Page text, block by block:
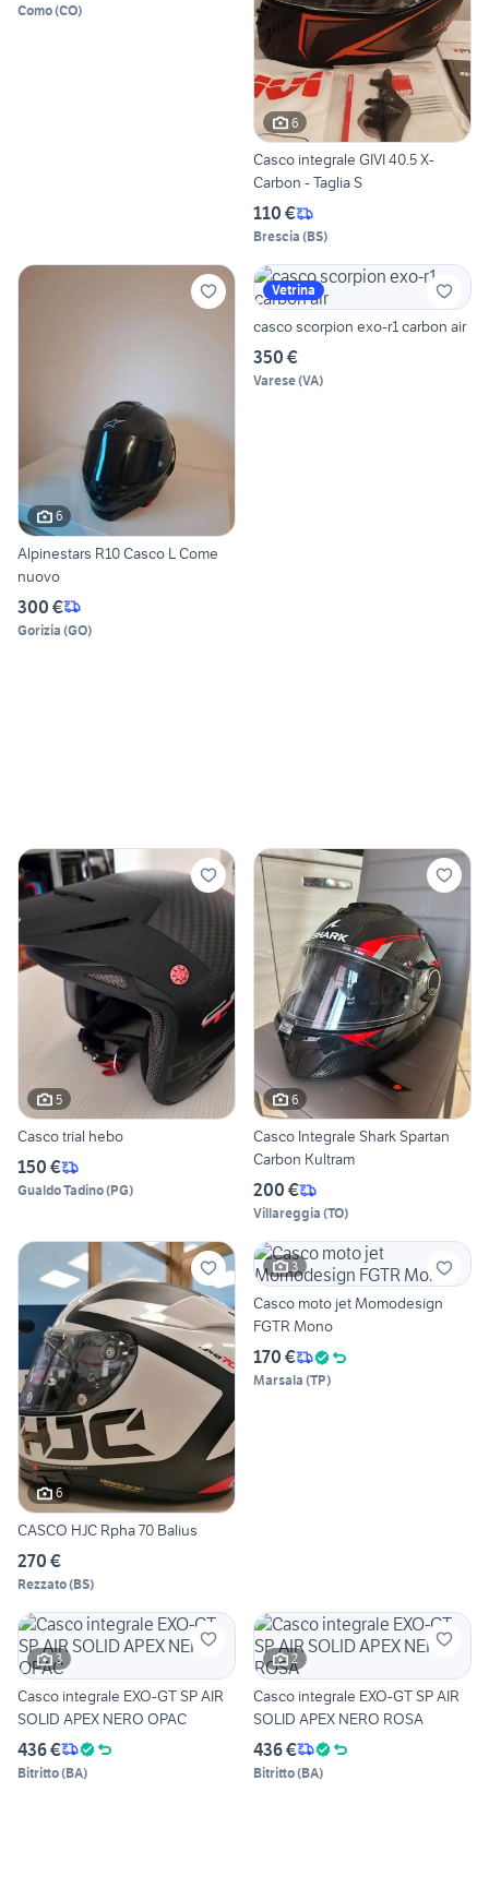
Como(CO)
6
Casco integrale GIVI 40.5 X-
Carbon - Taglia S
110 €
Brescia (BS)
6
Alpinestars R10 Casco L Come
nuovo
300 €
Gorizia (GO)
Vetrina
casco scorpion exo-r1 carbon air
350 €
Varese(VA)
5
Casco trial hebo
150 €
Gualdo Tadino(PG)
6
Casco Integrale Shark Spartan
Carbon Kultram
200 €
Villareggia (TO)
6
CASCO HJC Rpha 70 Balius
270 €
Rezzato(BS)
3
Casco moto jet Momodesign
FGTR Mono
170 €
Marsala (TP)
3
Casco integrale EXO-GT SP AIR
SOLID APEX NERO OPAC
436 €
Bitritto(BA)
2
Casco integrale EXO-GT SP AIR
SOLID APEX NERO ROSA
436 €
Bitritto(BA)